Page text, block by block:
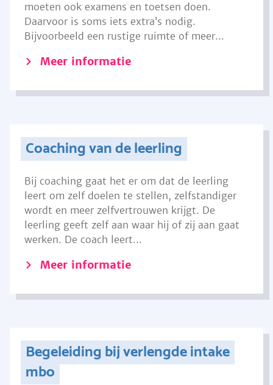
moeten ook examens en toetsen doen.
Daarvoor is soms iets extra’s nodig.
Bijvoorbeeld een rustige ruimte of meer...
Meer informatie
Coaching van de leerling
Bij coaching gaat het er om dat de leerling
leert om zelf doelen te stellen, zelfstandiger
wordt en meer zelfvertrouwen krijgt. De
leerling geeft zelf aan waar hij of zij aan gaat
werken. De coach leert...
Meer informatie
Begeleiding bij verlengde intake
mbo